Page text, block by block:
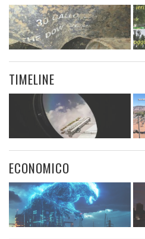
TIMELINE
ECONOMICO